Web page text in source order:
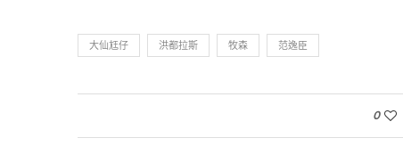
大仙尪仔 洪都拉斯 牧森 范逸臣
0